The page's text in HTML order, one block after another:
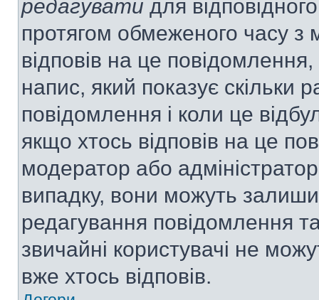
редагувати для
протягом обмеженого часу
відповів на це
напис, який показує скільки
повідомлення і коли це
якщо хтось відповів на це
модератор або
випадку, вони можуть
редагування повідомлення
звичайні користувачі не
вже хтось відповів.